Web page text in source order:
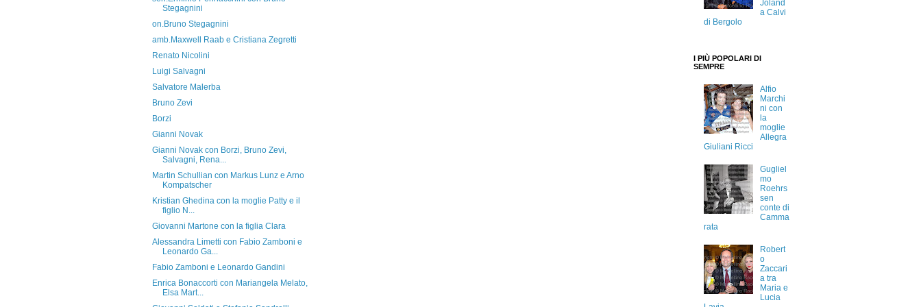
Stegagnini
on.Bruno Stegagnini
amb.Maxwell Raab e Cristiana Zegretti
Renato Nicolini
Luigi Salvagni
Salvatore Malerba
Bruno Zevi
Borzi
Gianni Novak
Gianni Novak con Borzi, Bruno Zevi,
Salvagni, Rena...
Martin Schullian con Markus Lunz e Arno
Kompatscher
Kristian Ghedina con la moglie Patty e il
figlio N...
Giovanni Martone con la figlia Clara
Alessandra Limetti con Fabio Zamboni e
Leonardo Ga...
Fabio Zamboni e Leonardo Gandini
Enrica Bonaccorti con Mariangela Melato,
Elsa Mart...
Joland
a Calvi
di Bergolo
I PIÙ POPOLARI DI
SEMPRE
Alfio
Marchi
ni con
la
moglie
Allegra
Giuliani Ricci
Gugliel
mo
Roehrs
sen
conte di
Camma
rata
Robert
o
Zaccari
a tra
Maria e
Lucia